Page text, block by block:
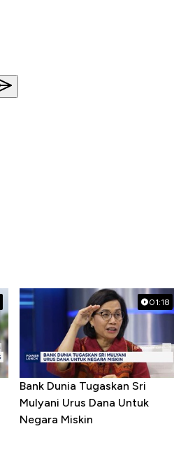
01:18
Bank Dunia Tugaskan Sri
Mulyani Urus Dana Untuk
Negara Miskin